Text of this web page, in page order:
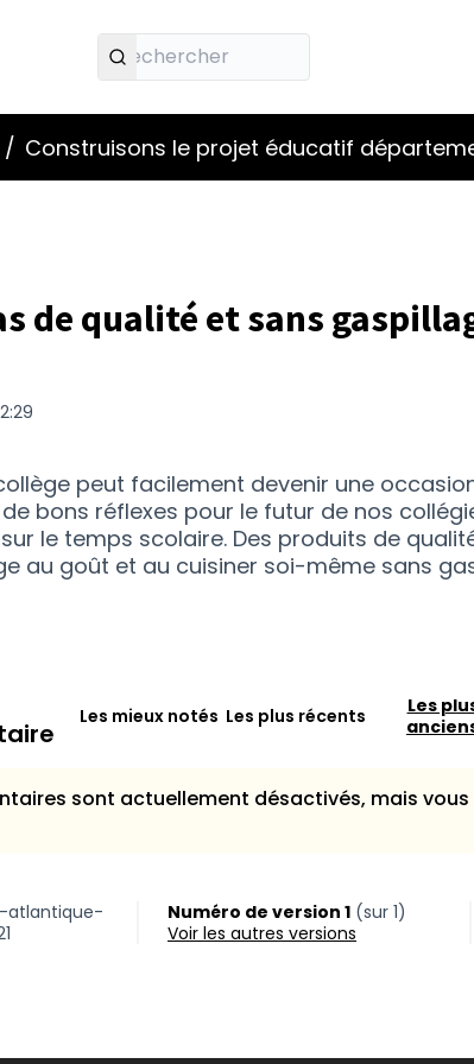
/ Construisons le projet éducatif
de qualité et sans
peut facilement devenir une
bons réflexes pour le futur de nos
le temps scolaire. Des produits de
au goût et au cuisiner soi-même sans
Les mieux notés Les plus récents
Les
sont actuellement désactivés, mais vous
atlantique-
Numéro de version 1 (sur 1)
voir les autres versions